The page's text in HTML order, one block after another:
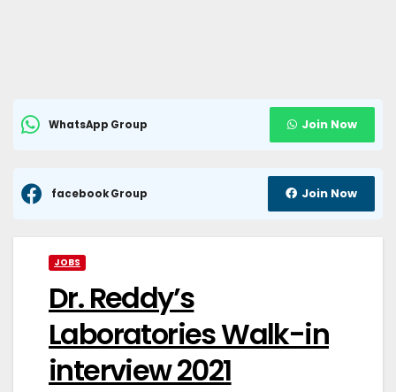
WhatsApp Group Join Now
facebook Group Join Now
JOBS
Dr. Reddy’s
Laboratories Walk-in
interview 2021